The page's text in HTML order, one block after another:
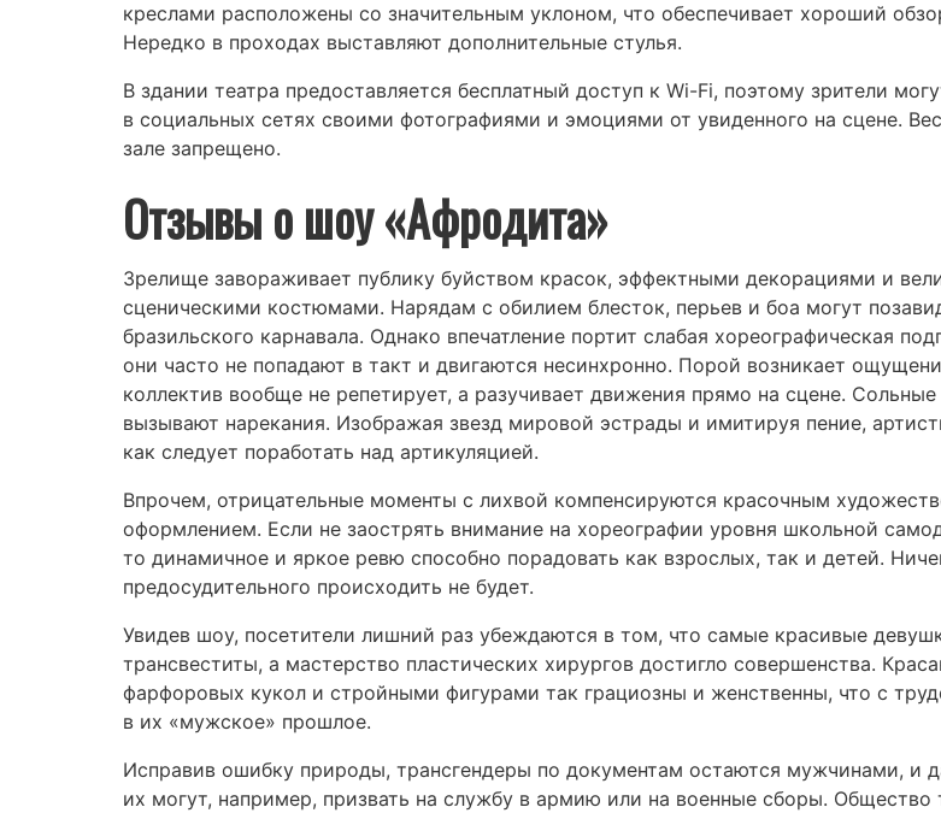
креслами расположены со значительным уклоном, что обеспечивает хороший
Нередко в проходах выставляют дополнительные стулья.
В здании театра предоставляется бесплатный доступ к Wi-Fi, поэтому зрители
в социальных сетях своими фотографиями и эмоциями от увиденного на сцене.
зале запрещено.
Отзывы о шоу «Афродита»
Зрелище завораживает публику буйством красок, эффектными декорациями и
сценическими костюмами. Нарядам с обилием блесток, перьев и боа могут
бразильского карнавала. Однако впечатление портит слабая хореографическая
они часто не попадают в такт и двигаются несинхронно. Порой возникает
коллектив вообще не репетирует, а разучивает движения прямо на сцене.
вызывают нарекания. Изображая звезд мировой эстрады и имитируя пение,
как следует поработать над артикуляцией.
Впрочем, отрицательные моменты с лихвой компенсируются красочным
оформлением. Если не заострять внимание на хореографии уровня школьной
то динамичное и яркое ревю способно порадовать как взрослых, так и детей.
предосудительного происходить не будет.
Увидев шоу, посетители лишний раз убеждаются в том, что самые красивые
трансвеститы, а мастерство пластических хирургов достигло совершенства.
фарфоровых кукол и стройными фигурами так грациозны и женственны, что с
в их «мужское» прошлое.
Исправив ошибку природы, трансгендеры по документам остаются мужчинами, и
их могут, например, призвать на службу в армию или на военные сборы. Общество